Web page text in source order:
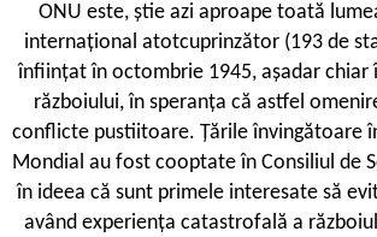
ONU este, știe azi aproape toată
internațional atotcuprinzător (193 de
înființat în octombrie 1945, așadar chiar
războiului, în speranța că astfel
conflicte pustiitoare. Țările învingătoare
Mondial au fost cooptate în Consiliul de
în ideea că sunt primele interesate să
având experiența catastrofală a